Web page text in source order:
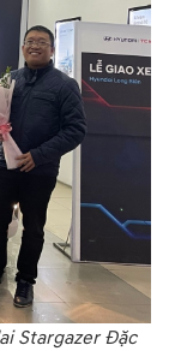
Stargazer Đặc